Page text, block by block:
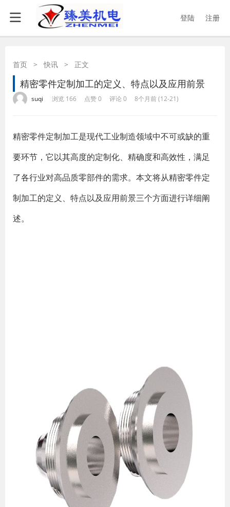
登陆 注册
首页 > 快讯 > 正文
精密零件定制加工的定义、特点以及应用前景
suqi 浏览 166 点赞 0 评论 0 8个月前 (12-21)
精密零件定制加工是现代工业制造领域中不可或缺的重
要环节，它以其高度的定制化、精确度和高效性，满足
了各行业对高品质零部件的需求。本文将从精密零件定
制加工的定义、特点以及应用前景三个方面进行详细阐
述。